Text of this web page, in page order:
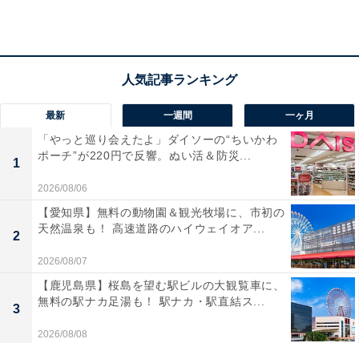
100円も。蒸気機関車や観覧車で遊べるコス
パ最強の遊園地3選
最新 一週間 一ヶ月
1
「やっと巡り会えたよ」ダイソーの“ちいかわ
ポーチ”が220円で反響。ぬい活＆防災...
2026/08/06
2
【愛知県】無料の動物園＆観光牧場に、市初の
天然温泉も！ 高速道路のハイウェイオア...
2026/08/07
3
【鹿児島県】桜島を望む駅ビルの大観覧車に、
無料の駅ナカ足湯も！ 駅ナカ・駅直結ス...
2026/08/08